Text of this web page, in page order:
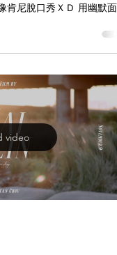
尼脫口秀ＸＤ 用幽默面
Prewedding Photo ｜
video